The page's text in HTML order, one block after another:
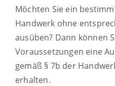
Möchten Sie ein
Handwerk ohne
ausüben? Dann können
Voraussetzungen eine
gemäß § 7b der
erhalten.